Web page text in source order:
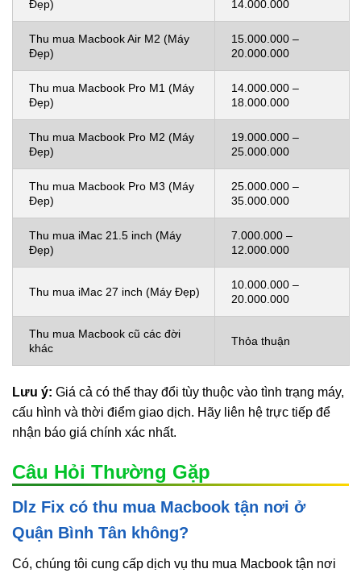
Đẹp) 14.000.000
Thu mua Macbook Air M2 (Máy
Đẹp)
15.000.000 –
20.000.000
Thu mua Macbook Pro M1 (Máy
Đẹp)
14.000.000 –
18.000.000
Thu mua Macbook Pro M2 (Máy
Đẹp)
19.000.000 –
25.000.000
Thu mua Macbook Pro M3 (Máy
Đẹp)
25.000.000 –
35.000.000
Thu mua iMac 21.5 inch (Máy
Đẹp)
7.000.000 –
12.000.000
Thu mua iMac 27 inch (Máy Đẹp)
10.000.000 –
20.000.000
Thu mua Macbook cũ các đời
khác
Thỏa thuận
Lưu ý: Giá cả có thể thay đổi tùy thuộc vào tình trạng máy,
cấu hình và thời điểm giao dịch. Hãy liên hệ trực tiếp để
nhận báo giá chính xác nhất.
Câu Hỏi Thường Gặp
Dlz Fix có thu mua Macbook tận nơi ở
Quận Bình Tân không?
Có, chúng tôi cung cấp dịch vụ thu mua Macbook tận nơi